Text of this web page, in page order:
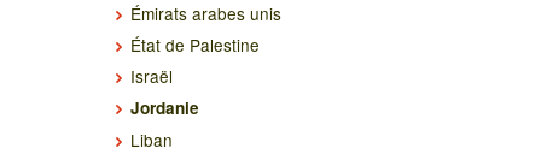
Émirats arabes unis
État de Palestine
Israël
Jordanie
Liban